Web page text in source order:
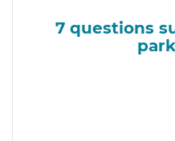
7 questions